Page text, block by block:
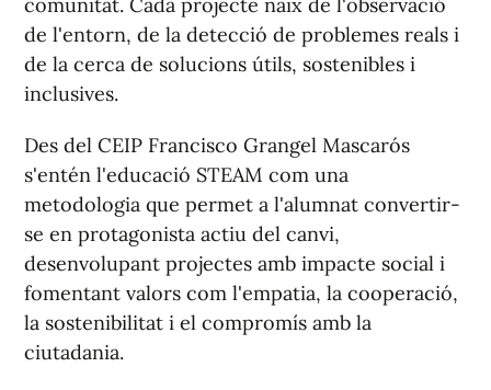
comunitat. Cada projecte naix de l'observació
de l'entorn, de la detecció de problemes reals i
de la cerca de solucions útils, sostenibles i
inclusives.
Des del CEIP Francisco Grangel Mascarós
s'entén l'educació STEAM com una
metodologia que permet a l'alumnat convertir-
se en protagonista actiu del canvi,
desenvolupant projectes amb impacte social i
fomentant valors com l'empatia, la cooperació,
la sostenibilitat i el compromís amb la
ciutadania.